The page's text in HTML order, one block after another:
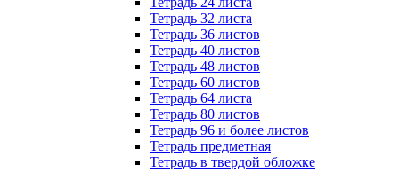
Тетрадь 32 листа
Тетрадь 36 листов
Тетрадь 40 листов
Тетрадь 48 листов
Тетрадь 60 листов
Тетрадь 64 листа
Тетрадь 80 листов
Тетрадь 96 и более листов
Тетрадь предметная
Тетрадь в твердой обложке